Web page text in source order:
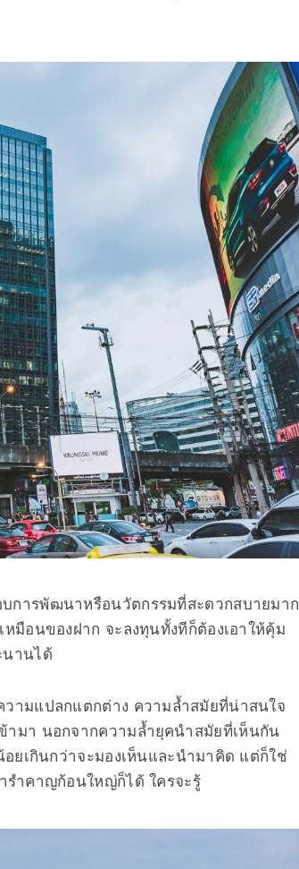
การพัฒนาหรือนวัตกรรมที่สะดวกสบายมาก
มือนของฝาก จะลงทุนทั้งทีก็ต้องเอาให้คุ้ม
นานได้
วามแปลกแตกต่าง ความล้ำสมัยที่น่าสนใจ
ามา นอกจากความล้ำยุคนำสมัยที่เห็นกัน
ยเกินกว่าจะมองเห็นและนำมาคิด แต่ก็ใช่
รำคาญก้อนใหญ่ก็ได้ ใครจะรู้